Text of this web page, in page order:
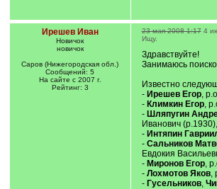
Ирешев Иван
Новичок
новичок
Саров (Нижегородская обл.)
Сообщений: 5
На сайте с 2007 г.
Рейтинг: 3
23 мая 2008 1:17 4
Ищу.
Здравствуйте!
Занимаюсь
Известно
- Ирешев Егор,
- Климкин Егор,
- Шляпугин
Иванович
- Интяпин
- Сальников
Евдокия
- Миронов Егор,
- Лохмотов Яков,
- Гусельников,